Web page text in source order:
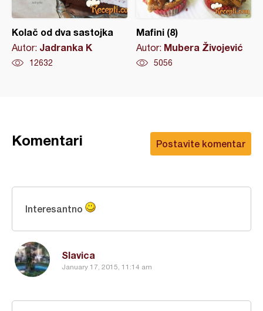
Kolač od dva sastojka
Autor: Jadranka K
12632
Mafini (8)
Autor: Mubera Živojević
5056
Postavite komentar
Komentari
Slavica
January 17, 2015, 11:14 am
Interesantno